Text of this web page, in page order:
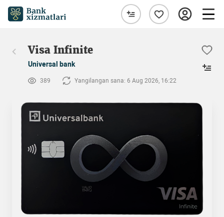
Visa Infinite
Universal bank
389 Yangilangan sana: 6 Aug 2026, 16:22